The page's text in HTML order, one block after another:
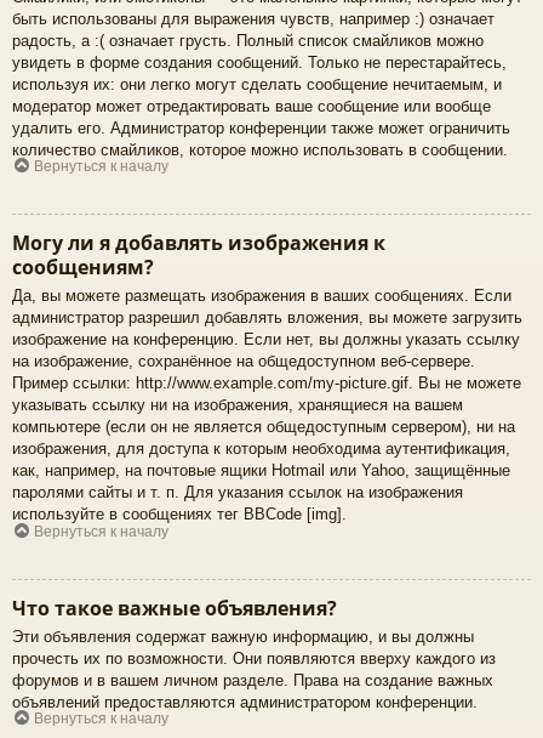
быть использованы для выражения чувств, например :) означает
радость, а :( означает грусть. Полный список смайликов можно
увидеть в форме создания сообщений. Только не перестарайтесь,
используя их: они легко могут сделать сообщение нечитаемым, и
модератор может отредактировать ваше сообщение или вообще
удалить его. Администратор конференции также может ограничить
количество смайликов, которое можно использовать в сообщении.
Вернуться к началу
Могу ли я добавлять изображения к
сообщениям?
Да, вы можете размещать изображения в ваших сообщениях. Если
администратор разрешил добавлять вложения, вы можете загрузить
изображение на конференцию. Если нет, вы должны указать ссылку
на изображение, сохранённое на общедоступном веб-сервере.
Пример ссылки: http://www.example.com/my-picture.gif. Вы не можете
указывать ссылку ни на изображения, хранящиеся на вашем
компьютере (если он не является общедоступным сервером), ни на
изображения, для доступа к которым необходима аутентификация,
как, например, на почтовые ящики Hotmail или Yahoo, защищённые
паролями сайты и т. п. Для указания ссылок на изображения
используйте в сообщениях тег BBCode [img].
Вернуться к началу
Что такое важные объявления?
Эти объявления содержат важную информацию, и вы должны
прочесть их по возможности. Они появляются вверху каждого из
форумов и в вашем личном разделе. Права на создание важных
объявлений предоставляются администратором конференции.
Вернуться к началу